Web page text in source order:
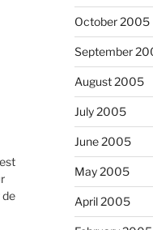
de
October 2005
September
August 2005
July 2005
June 2005
May 2005
April 2005